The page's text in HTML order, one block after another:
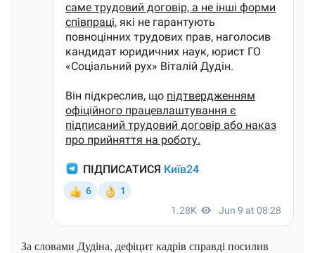
За словами Дудіна, дефіцит кадрів справді посилив